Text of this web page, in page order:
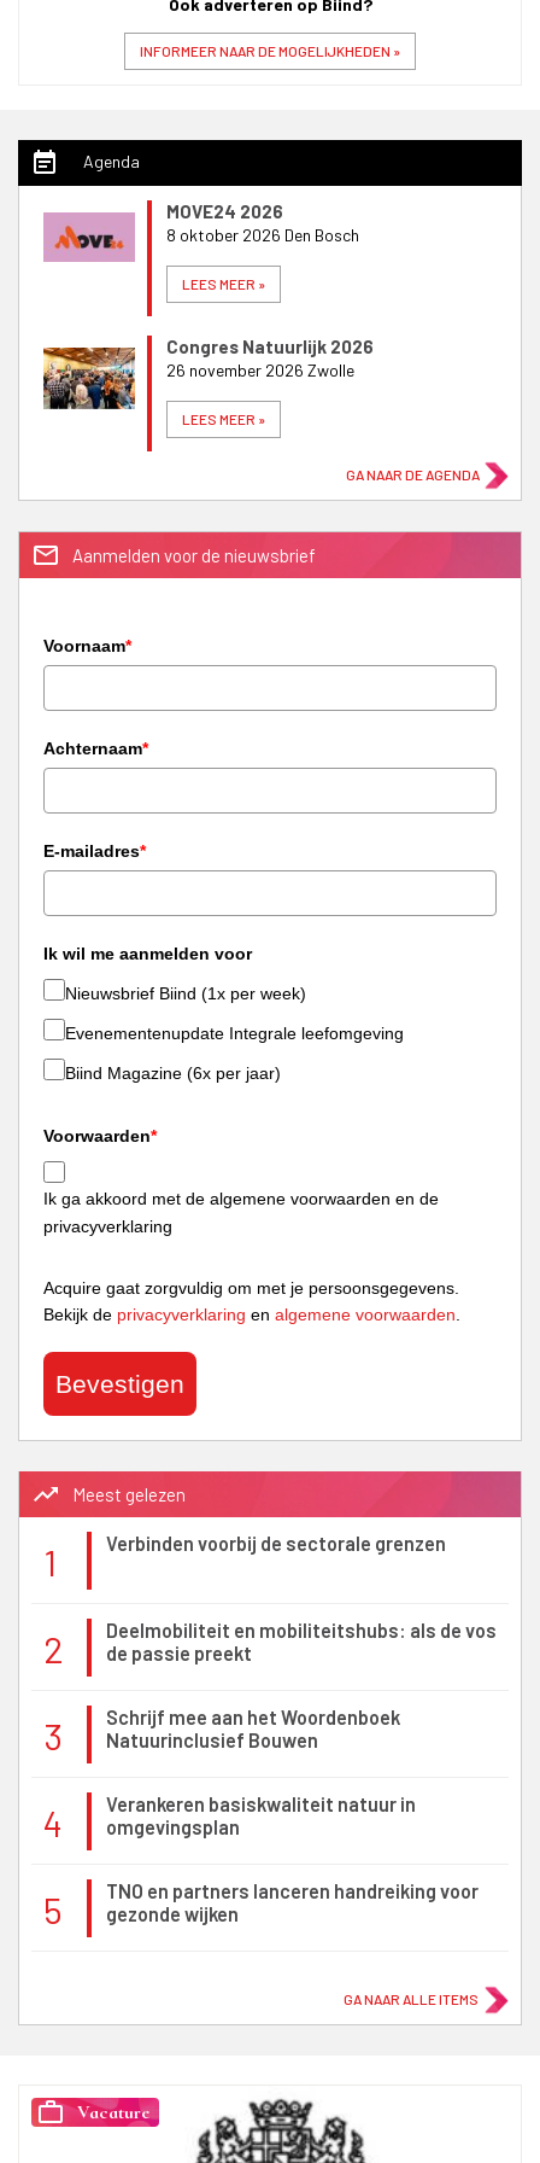
Ook adverteren op Biind?
INFORMEER NAAR DE MOGELIJKHEDEN »
event_note Agenda
MOVE24 2026
8 oktober 2026 Den Bosch
LEES MEER »
Congres Natuurlijk 2026
26 november 2026 Zwolle
LEES MEER »
GA NAAR DE AGENDA
mail_outline Aanmelden voor de nieuwsbrief
Voornaam*
Achternaam*
E-mailadres*
Ik wil me aanmelden voor
Nieuwsbrief Biind (1x per week)
Evenementenupdate Integrale leefomgeving
Biind Magazine (6x per jaar)
Voorwaarden*
Ik ga akkoord met de algemene voorwaarden en de
privacyverklaring
Acquire gaat zorgvuldig om met je persoonsgegevens.
Bekijk de privacyverklaring en algemene voorwaarden.
Bevestigen
trending_up Meest gelezen
1 Verbinden voorbij de sectorale grenzen
2
Deelmobiliteit en mobiliteitshubs: als de vos
de passie preekt
3
Schrijf mee aan het Woordenboek
Natuurinclusief Bouwen
4
Verankeren basiskwaliteit natuur in
omgevingsplan
5
TNO en partners lanceren handreiking voor
gezonde wijken
GA NAAR ALLE ITEMS
work_outline Vacature